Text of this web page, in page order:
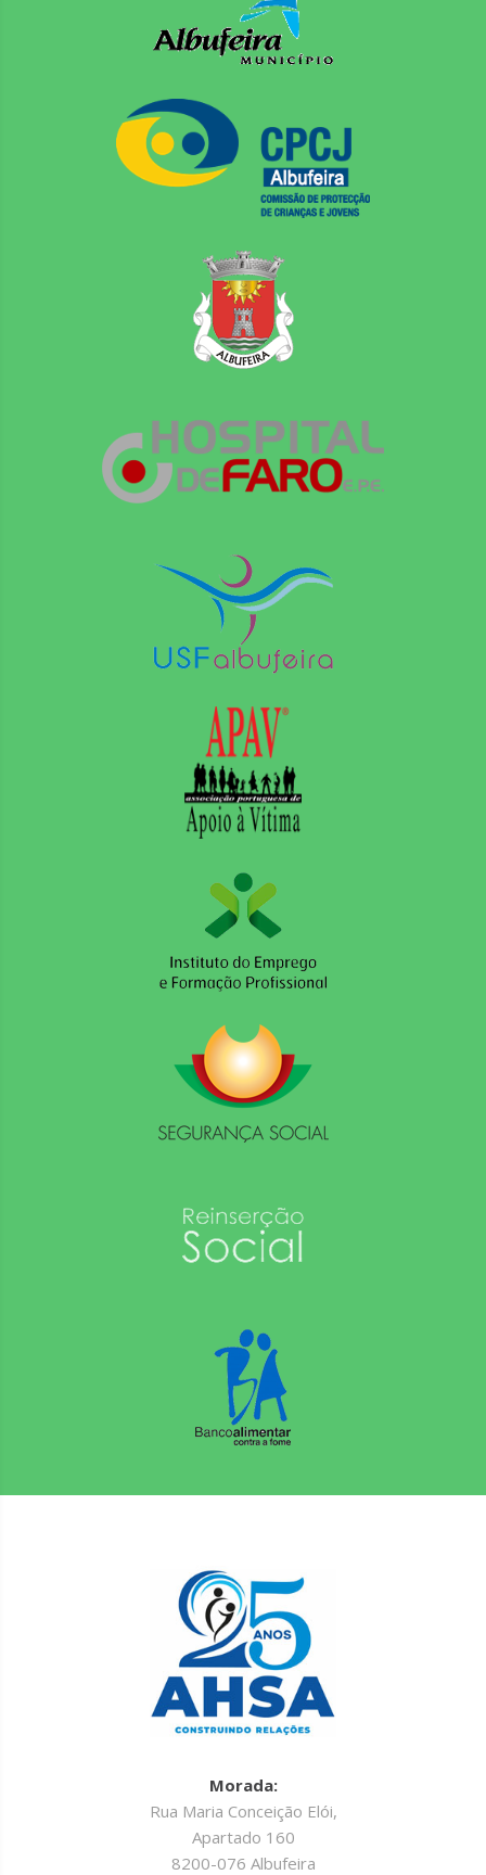
Morada:
Rua Maria Conceição Elói,
Apartado 160
8200-076 Albufeira